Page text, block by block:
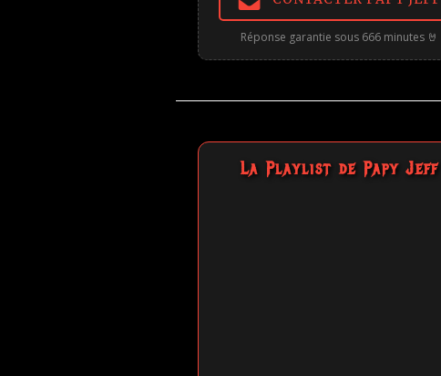
Réponse garantie sous 666 minutes 🤘
La Playlist de Papy Jeff